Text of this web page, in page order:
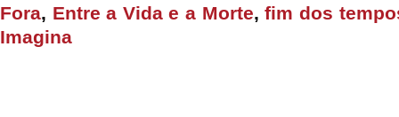
Fora, Entre a Vida e a Morte,fim dos
Imagina